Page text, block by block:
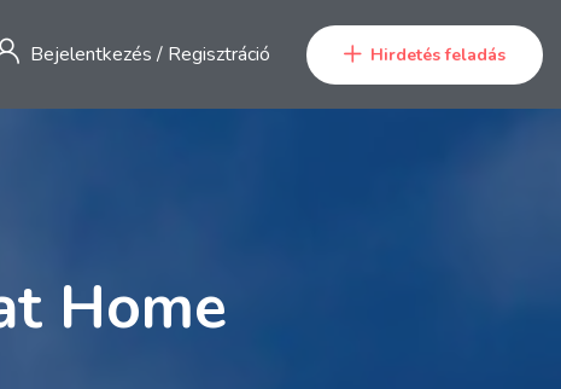
Bejelentkezés / Regisztráció Hirdetés feladás
Home